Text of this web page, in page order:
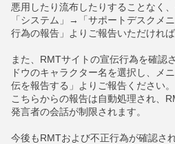
悪用したり流布したりすることなく
「システム」→「サポートデスクメ
行為の報告」よりご報告いただければ
また、RMTサイトの宣伝行為を確認
ドウのキャラクター名を選択し、メ
伝を報告する」よりご報告ください。
こちらからの報告は自動処理され、
発言者の会話が制限されます。
今後もRMTおよび不正行為が確認さ